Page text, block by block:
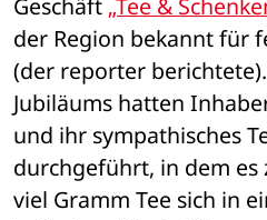
der Region bekannt für
(der reporter
Jubiläums hatten
und ihr sympathisches
durchgeführt, in dem es
viel Gramm Tee sich in